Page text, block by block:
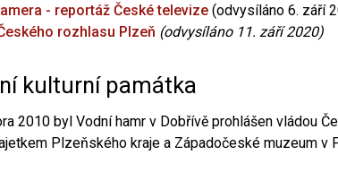
- reportáž České televize (odvysíláno 6. září
rozhlasu Plzeň (odvysíláno 11. září 2020)
kulturní památka
2010 byl Vodní hamr v Dobřívě prohlášen vládou
Plzeňského kraje a Západočeské muzeum v